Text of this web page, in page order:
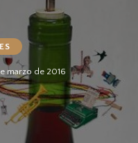
marzo de 2016